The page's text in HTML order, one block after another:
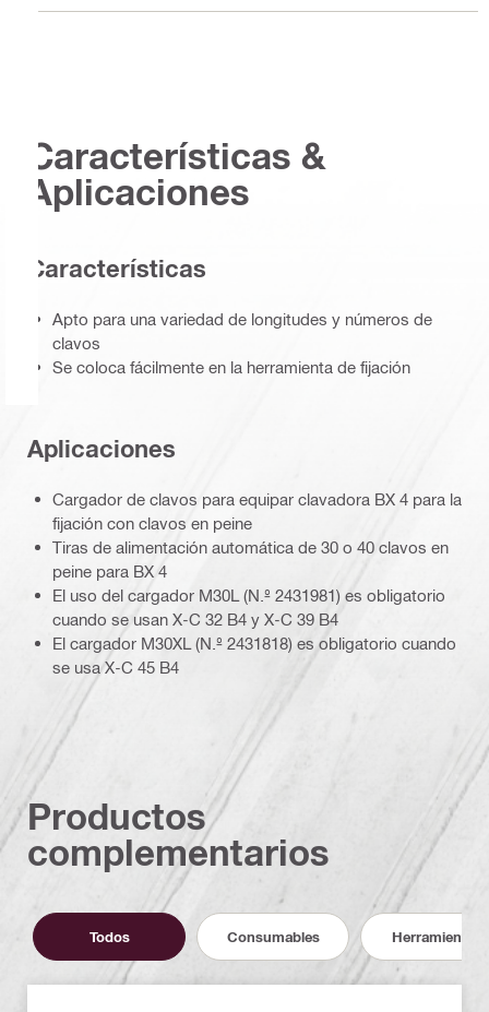
Características &
Aplicaciones
Características
Apto para una variedad de longitudes y números de
clavos
Se coloca fácilmente en la herramienta de fijación
Aplicaciones
Cargador de clavos para equipar clavadora BX 4 para la
fijación con clavos en peine
Tiras de alimentación automática de 30 o 40 clavos en
peine para BX 4
El uso del cargador M30L (N.º 2431981) es obligatorio
cuando se usan X-C 32 B4 y X-C 39 B4
El cargador M30XL (N.º 2431818) es obligatorio cuando
se usa X-C 45 B4
Productos
complementarios
Todos Consumables Herramientas